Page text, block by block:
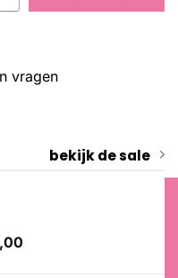
vragen
bekijk de sale
Huidige